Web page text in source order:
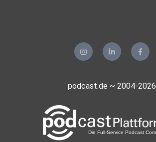
podcast.de ~ 2004-2026